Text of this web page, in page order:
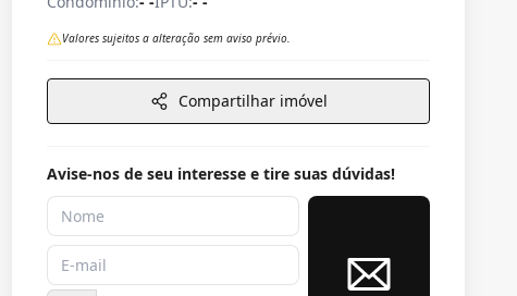
Valores sujeitos a alteração sem aviso prévio.
Compartilhar imóvel
Avise-nos de seu interesse e tire suas dúvidas!